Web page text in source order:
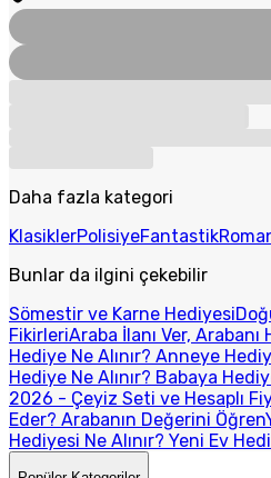
Daha fazla kategori
KlasiklerPolisiyeFantastik
Bunlar da ilgini çekebilir
Sömestir ve Karne Hediyesi
FikirleriAraba İlanı Ver, Arabanı
Hediye Ne Alınır? Anneye
Hediye Ne Alınır? Babaya
2026 - Çeyiz Seti ve Hesaplı
Eder? Arabanın Değerini Öğren
Hediyesi Ne Alınır? Yeni Ev